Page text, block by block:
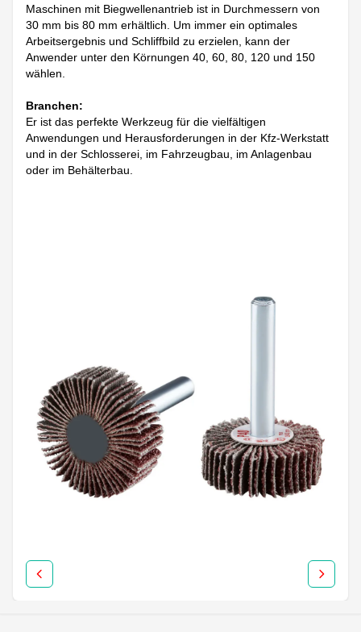
Maschinen mit Biegwellenantrieb ist in Durchmessern von
30 mm bis 80 mm erhältlich. Um immer ein optimales
Arbeitsergebnis und Schliffbild zu erzielen, kann der
Anwender unter den Körnungen 40, 60, 80, 120 und 150
wählen.
Branchen:
Er ist das perfekte Werkzeug für die vielfältigen
Anwendungen und Herausforderungen in der Kfz-Werkstatt
und in der Schlosserei, im Fahrzeugbau, im Anlagenbau
oder im Behälterbau.